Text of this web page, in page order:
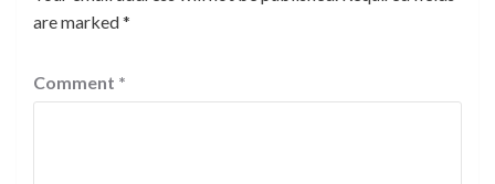
are marked*
Comment *